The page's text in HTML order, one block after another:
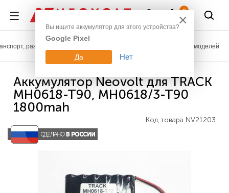
0
развлечения Аккумуляторы для радиоуправляемых моделей
Аккумулятор Neovolt для TRACK
MH0618-T90, MH0618/3-T90
1800mah
Код товара NV21203
×
Вы ищите аккумулятор для этого устройства?
Google Pixel
Да Нет